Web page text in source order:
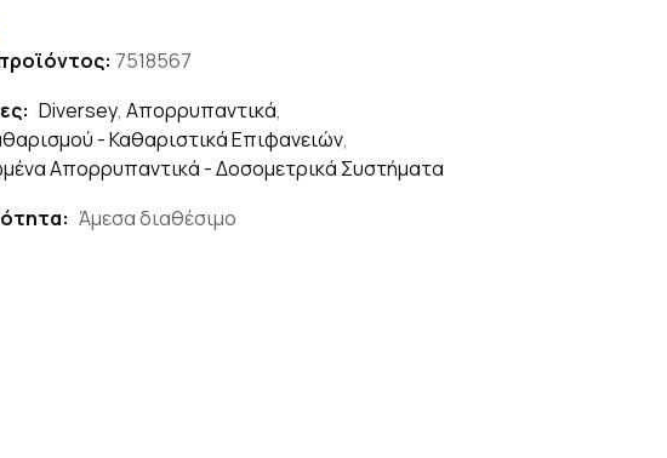
7518567
Diversey, Απορρυπαντικά,
- Καθαριστικά Επιφανειών,
Απορρυπαντικά - Δοσομετρικά Συστήματα
Άμεσα διαθέσιμο